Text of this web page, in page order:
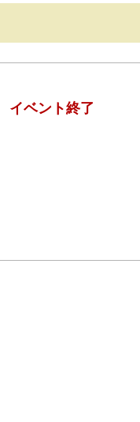
イベント終了